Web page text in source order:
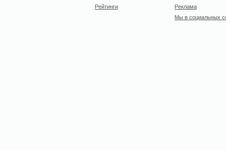
Рейтинги
Реклама
Мы в социальных